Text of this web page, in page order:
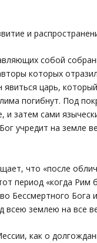
и
собой
которых
явиться царь,
погибнут. Под
и затем сами
учредит на земле
что «после
период «когда Рим
Бессмертного Бога
всею землею на все
как о